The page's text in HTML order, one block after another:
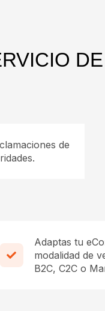
de
Adaptas tu
modalidad de
B2C, C2C o